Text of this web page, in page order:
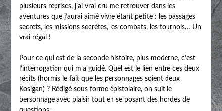
plusieurs reprises, j’ai vrai cru me retrouver dans les
aventures que j’aurai aimé vivre étant petite : les passages
secrets, les missions secrètes, les combats, les tournois… Un
vrai régal !
Pour ce qui est de la seconde histoire, plus moderne, c’est
l’interrogation qui m’a guidé. Quel est le lien entre ces deux
récits (hormis le fait que les personnages soient deux
Kosigan) ? Rédigé sous forme épistolaire, on suit le
personnage avec plaisir tout en se posant des hordes de